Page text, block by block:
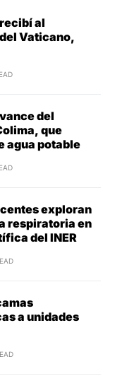
al
Vaticano,
del
que
agua potable
exploran
respiratoria en
del INER
a unidades